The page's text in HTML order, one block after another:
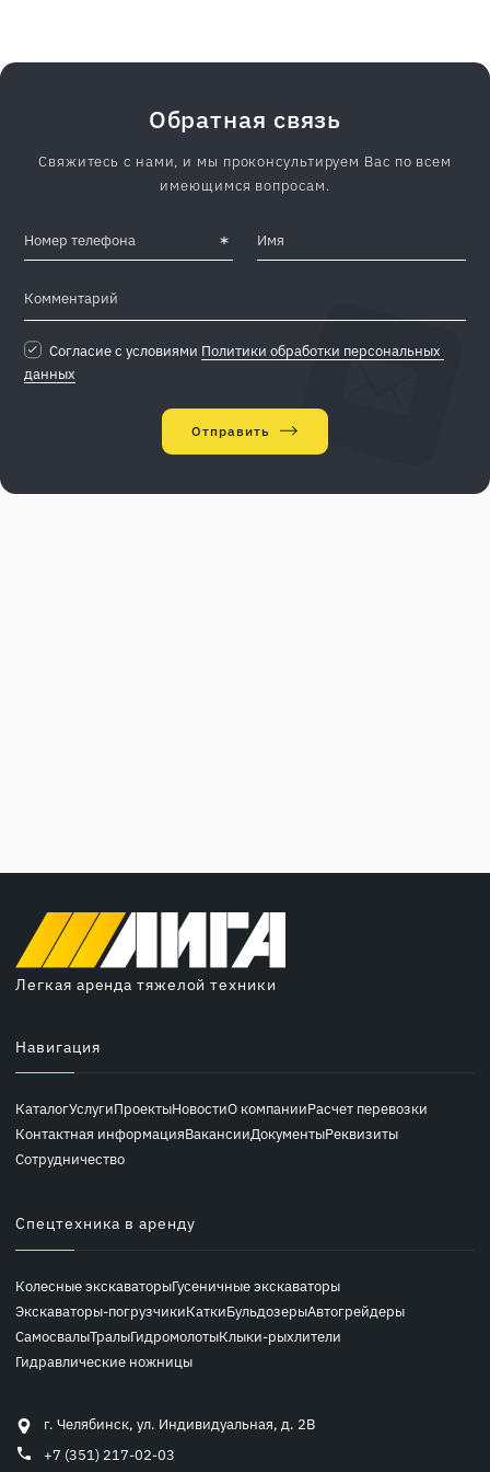
Обратная связь
Свяжитесь с нами, и мы проконсультируем Вас по всем
имеющимся вопросам.
Согласие с условиями Политики обработки персональных
данных
Отправить
Легкая аренда тяжелой техники
г. Челябинск, ул. Индивидуальная, д. 2В
+7 (351) 217-02-03
Навигация
КаталогУслугиПроектыНовостиО компанииРасчет перевозки
Контактная информацияВакансииДокументыРеквизиты
Сотрудничество
Спецтехника в аренду
Колесные экскаваторыГусеничные экскаваторы
Экскаваторы-погрузчикиКаткиБульдозерыАвтогрейдеры
СамосвалыТралыГидромолотыКлыки-рыхлители
Гидравлические ножницы